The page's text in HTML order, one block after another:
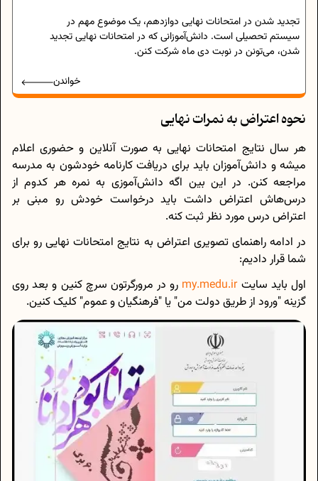
تجدید شدن در امتحانات نهایی دوازدهم، یک موضوع مهم در
سیستم تحصیلی است. دانش‌آموزانی که در امتحانات نهایی تجدید
شدن، می‌تونن در نوبت دی ماه شرکت کنن.
خواندن
نحوه اعتراض به نمرات نهایی
هر سال نتایج امتحانات نهایی به صورت آنلاین و حضوری اعلام
میشه و دانش‌آموزان باید برای دریافت کارنامه خودشون به مدرسه
مراجعه کنن. در این بین اگه دانش‌آموزی به نمره هر کدوم از
درس‌هاش اعتراض داشت باید درخواست خودش رو مبنی بر
اعتراض درس مورد نظر ثبت کنه.
در ادامه راهنمای تصویری اعتراض به نتایج امتحانات نهایی رو برای
شما قرار دادیم:
اول باید سایتmy.medu.ir رو در مرورگرتون سرچ کنین و بعد روی
گزینه "ورود از طریق دولت من" یا "فرهنگیان و عموم" کلیک کنین.